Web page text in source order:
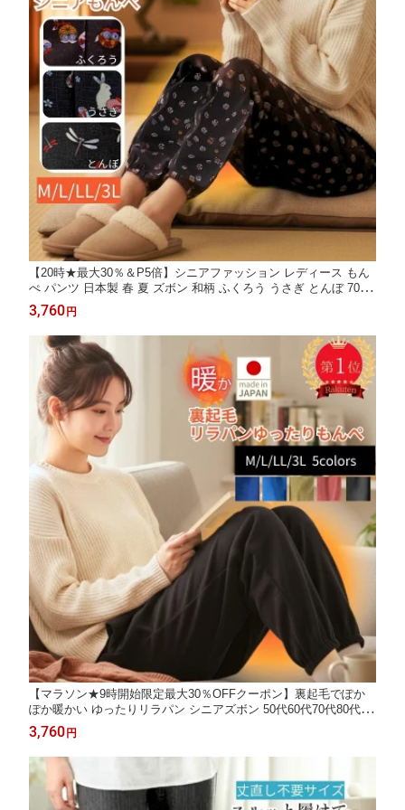
【20時★最大30％＆P5倍】シニアファッション レディース もん
ぺ パンツ 日本製 春 夏 ズボン 和柄 ふくろう うさぎ とんぼ 70代
80代 90代 服 高齢者 ゆったり ウエストゴム 部屋着 介護 冷房対
策 裾ゴム 母の日 プレゼント ギフト
3,760 円
【マラソン★9時開始限定最大30％OFFクーポン】裏起毛でぽか
ぽか暖かい ゆったりリラパン シニアズボン 50代60代70代80代 防
寒 冷え対策 体型カバー 洗える お手入れ簡単 日本製 施設着 部屋
着 お出かけ もんぺ 婦人 おばあちゃん プレゼント
3,760 円